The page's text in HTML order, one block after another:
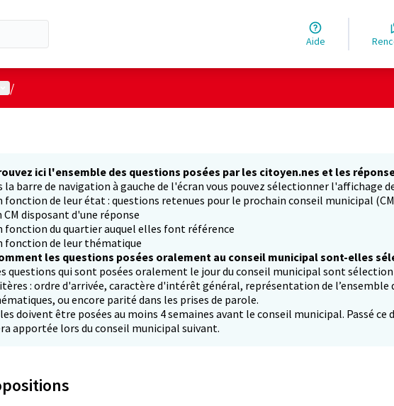
Aide
utilisateur
/
ici l'ensemble des questions posées par les citoyen.nes et les
la barre de navigation à gauche de l'écran vous pouvez sélectionner l'affichage
fonction de leur état : questions retenues pour le prochain conseil municipal
CM disposant d'une réponse
fonction du quartier auquel elles font référence
fonction de leur thématique
les questions posées oralement au conseil municipal sont-elles
questions qui sont posées oralement le jour du conseil municipal sont
: ordre d'arrivée, caractère d'intérêt général, représentation de
ou encore parité dans les prises de parole.
doivent être posées au moins 4 semaines avant le conseil municipal. Passé ce
apportée lors du conseil municipal suivant.